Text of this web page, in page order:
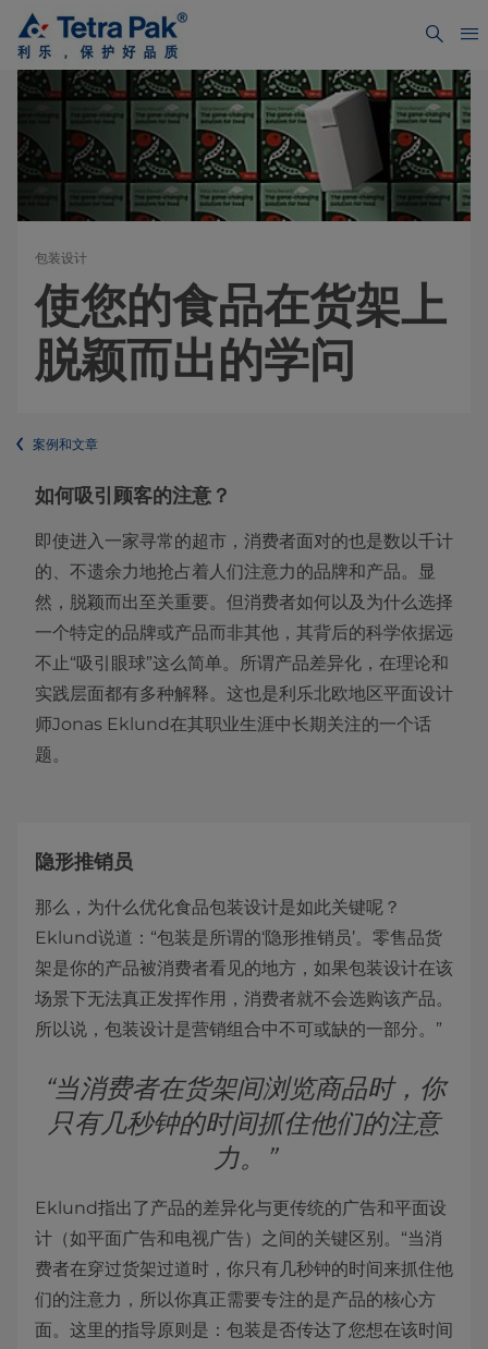
包装设计
使您的食品在货架上
脱颖而出的学问
案例和文章
如何吸引顾客的注意？
即使进入一家寻常的超市，消费者面对的也是数以千计
的、不遗余力地抢占着人们注意力的品牌和产品。显
然，脱颖而出至关重要。但消费者如何以及为什么选择
一个特定的品牌或产品而非其他，其背后的科学依据远
不止“吸引眼球”这么简单。所谓产品差异化，在理论和
实践层面都有多种解释。这也是利乐北欧地区平面设计
师Jonas Eklund在其职业生涯中长期关注的一个话
题。
隐形推销员
那么，为什么优化食品包装设计是如此关键呢？
Eklund说道：“包装是所谓的‘隐形推销员’。零售品货
架是你的产品被消费者看见的地方，如果包装设计在该
场景下无法真正发挥作用，消费者就不会选购该产品。
所以说，包装设计是营销组合中不可或缺的一部分。”
“当消费者在货架间浏览商品时，你
只有几秒钟的时间抓住他们的注意
力。”
Eklund指出了产品的差异化与更传统的广告和平面设
计（如平面广告和电视广告）之间的关键区别。“当消
费者在穿过货架过道时，你只有几秒钟的时间来抓住他
们的注意力，所以你真正需要专注的是产品的核心方
面。这里的指导原则是：包装是否传达了您想在该时间